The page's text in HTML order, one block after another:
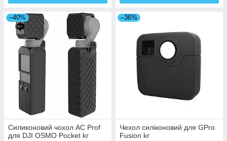
–40%
Силиконовий чохол AC Prof
для DJI OSMO Pocket kr
–36%
Чехол силіконовий для GPro
Fusion kr